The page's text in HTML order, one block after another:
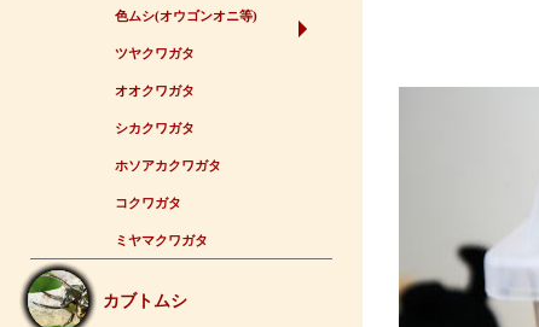
色ムシ(オウゴンオニ等)
ツヤクワガタ
オオクワガタ
シカクワガタ
ホソアカクワガタ
コクワガタ
ミヤマクワガタ
カブトムシ